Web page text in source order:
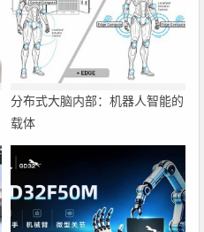
分布式大脑内部：机器人智能的
载体